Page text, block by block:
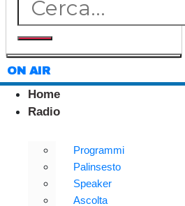
ON AIR
Home
Radio
Programmi
Palinsesto
Speaker
Ascolta